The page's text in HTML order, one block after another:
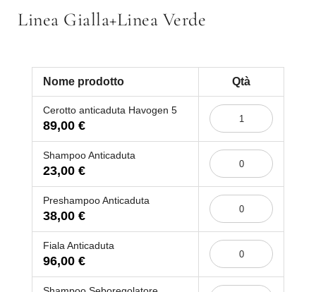
Linea Gialla+Linea Verde
Elementi
prodotti
Nome prodotto Qtà
Cerotto anticaduta Havogen 5
89,00 €
Shampoo Anticaduta
23,00 €
Preshampoo Anticaduta
38,00 €
Fiala Anticaduta
96,00 €